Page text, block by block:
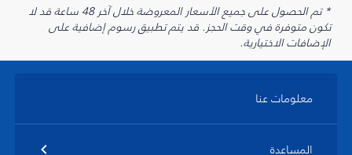
* تم الحصول على جميع الأسعار المعروضة خلال آخر 48 ساعة قد لا
تكون متوفرة في وقت الحجز. قد يتم تطبيق رسوم إضافية على
الإضافات الاختيارية.
معلومات عنا
المساعدة